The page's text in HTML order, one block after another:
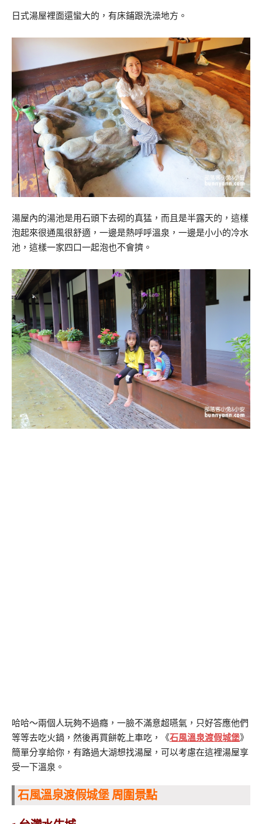
日式湯屋裡面還蠻大的，有床鋪跟洗澡地方。
湯屋內的湯池是用石頭下去砌的真猛，而且是半露天的，這樣
泡起來很通風很舒適，一邊是熱呼呼溫泉，一邊是小小的冷水
池，這樣一家四口一起泡也不會擠。
哈哈～兩個人玩夠不過癮，一臉不滿意超嚥氣，只好答應他們
等等去吃火鍋，然後再買餅乾上車吃，《石風溫泉渡假城堡》
簡單分享給你，有路過大湖想找湯屋，可以考慮在這裡湯屋享
受一下溫泉。
石風溫泉渡假城堡 周圍景點